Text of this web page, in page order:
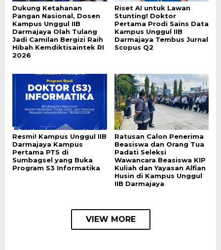
Dukung Ketahanan
Pangan Nasional, Dosen
Kampus Unggul IIB
Darmajaya Olah Tulang
Jadi Camilan Bergizi Raih
Hibah Kemdiktisaintek RI
2026
Riset AI untuk Lawan
Stunting! Doktor
Pertama Prodi Sains Data
Kampus Unggul IIB
Darmajaya Tembus Jurnal
Scopus Q2
Resmi! Kampus Unggul IIB
Darmajaya Kampus
Pertama PTS di
Sumbagsel yang Buka
Program S3 Informatika
Ratusan Calon Penerima
Beasiswa dan Orang Tua
Padati Seleksi
Wawancara Beasiswa KIP
Kuliah dan Yayasan Alfian
Husin di Kampus Unggul
IIB Darmajaya
VIEW MORE